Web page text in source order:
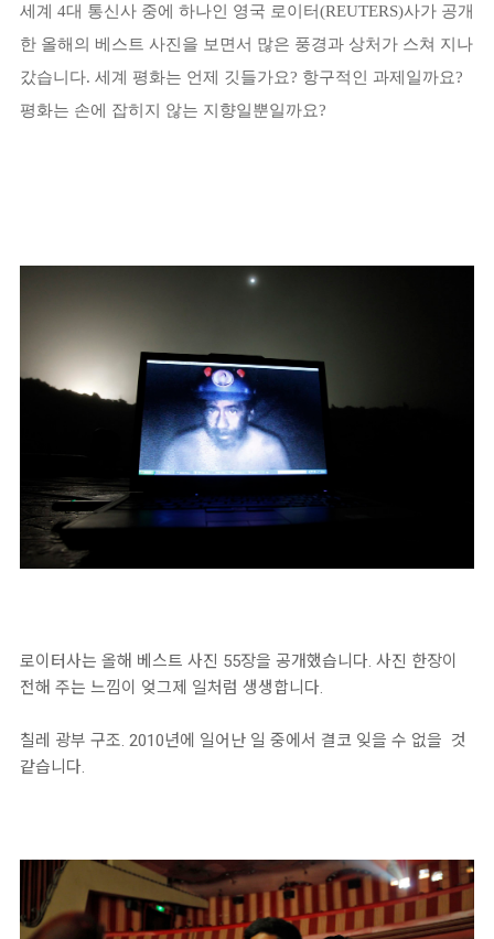
세계 4대 통신사 중에 하나인 영국 로이터(REUTERS)사가 공개
한 올해의 베스트 사진을 보면서 많은 풍경과 상처가 스쳐 지나
갔습니다. 세계 평화는 언제 깃들가요? 항구적인 과제일까요?
평화는 손에 잡히지 않는 지향일뿐일까요?
로이터사는 올해 베스트 사진 55장을 공개했습니다. 사진 한장이
전해 주는 느낌이 엊그제 일처럼 생생합니다.
칠레 광부 구조. 2010년에 일어난 일 중에서 결코 잊을 수 없을 것
같습니다.